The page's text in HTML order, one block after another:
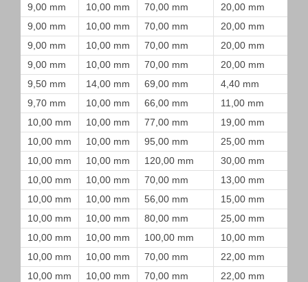
9,00 mm
10,00 mm 70,00 mm
20,00 mm
9,00 mm
10,00 mm 70,00 mm
20,00 mm
9,00 mm
10,00 mm 70,00 mm
20,00 mm
9,00 mm
10,00 mm 70,00 mm
20,00 mm
9,50 mm
14,00 mm 69,00 mm
4,40 mm
9,70 mm
10,00 mm 66,00 mm
11,00 mm
10,00 mm
10,00 mm 77,00 mm
19,00 mm
10,00 mm
10,00 mm 95,00 mm
25,00 mm
10,00 mm
10,00 mm 120,00 mm
30,00 mm
10,00 mm
10,00 mm 70,00 mm
13,00 mm
10,00 mm
10,00 mm 56,00 mm
15,00 mm
10,00 mm
10,00 mm 80,00 mm
25,00 mm
10,00 mm
10,00 mm 100,00 mm
10,00 mm
10,00 mm
10,00 mm 70,00 mm
22,00 mm
10,00 mm
10,00 mm 70,00 mm
22,00 mm